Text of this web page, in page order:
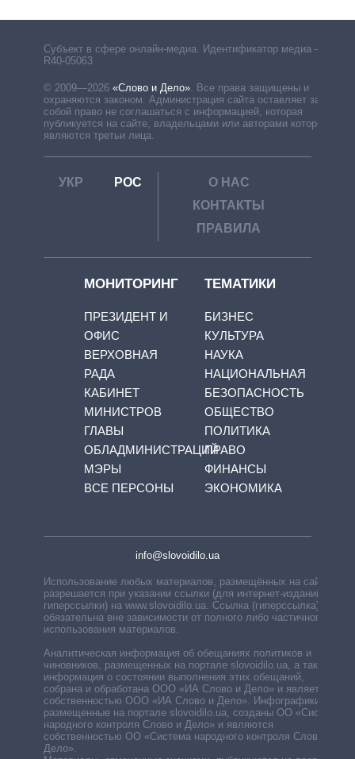
Субъект в сфере онлайн-медиа. Идентификатор медиа –
R40-05063
© 2009—2026 «Слово и Дело». Все права защищены и
охраняются законом. Администрация сайта оставляет за
собой право не соглашаться с информацией, которая
публикуется на сайте, владельцами или авторами которой
являются третьи лица.
УКР РОС
О НАС
КОНТАКТЫ
ПРАВИЛА
МОНИТОРИНГ
ПРЕЗИДЕНТ И
ОФИС
ВЕРХОВНАЯ
РАДА
КАБИНЕТ
МИНИСТРОВ
ГЛАВЫ
ОБЛАДМИНИСТРАЦИЙ
МЭРЫ
ВСЕ ПЕРСОНЫ
ТЕМАТИКИ
БИЗНЕС
КУЛЬТУРА
НАУКА
НАЦИОНАЛЬНАЯ
БЕЗОПАСНОСТЬ
ОБЩЕСТВО
ПОЛИТИКА
ПРАВО
ФИНАНСЫ
ЭКОНОМИКА
info@slovoidilo.ua
Использование любых материалов, размещённых на сайте,
разрешается при указании ссылки (для интернет-изданий —
гиперссылки) на www.slovoidilo.ua. Ссылка (гиперссылка)
обязательна вне зависимости от полного либо частичного
использования материалов.
Аналитическая информация об обещаниях политиков и
чиновников, размещенных на портале slovoidilo.ua, а также
информация о состоянии выполнения этих обещаний,
собрана и обработана ООО «ИА Слово и Дело» и является
собственностью ООО «ИА Слово и Дело». Инфографики,
размещенные на портале slovoidilo.ua, созданы ОО «Система
народного контроля Слово и Дело» и являются
собственностью ОО «Система народного контроля Слово и
Дело».